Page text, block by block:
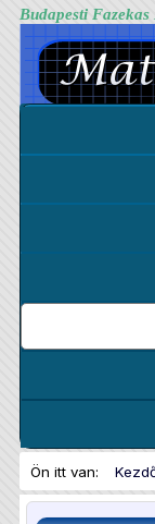
Budapesti
Ön itt van: